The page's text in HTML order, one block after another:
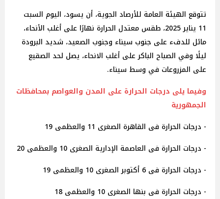
تتوقع الهيئة العامة للأرصاد الجوية، أن يسود، اليوم السبت
11 يناير 2025، طقس معتدل الحرارة نهارًا على أغلب الأنحاء،
مائل للدفء على جنوب سيناء وجنوب الصعيد، شديد البرودة
ليلًا وفي الصباح الباكر على أغلب الانحاء، يصل لحد الصقيع
على المزروعات في وسط سيناء.
وفيما يلى درجات الحرارة على المدن والعواصم بمحافظات
الجمهورية
- درجات الحرارة فى القاهرة الصغرى 11 والعظمى 19
- درجات الحرارة فى العاصمة الإدارية الصغرى 10 والعظمى 20
- درجات الحرارة فى 6 أكتوبر الصغرى 10 والعظمى 19
- درجات الحرارة فى بنها الصغرى 10 والعظمى 18